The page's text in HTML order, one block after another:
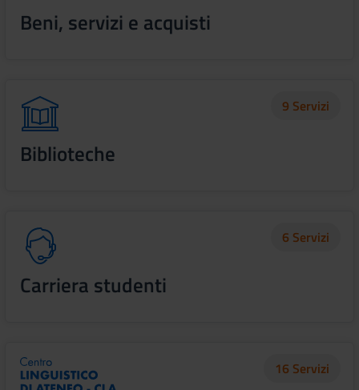
Beni, servizi e acquisti
Biblioteche
9 Servizi
Carriera studenti
6 Servizi
16 Servizi